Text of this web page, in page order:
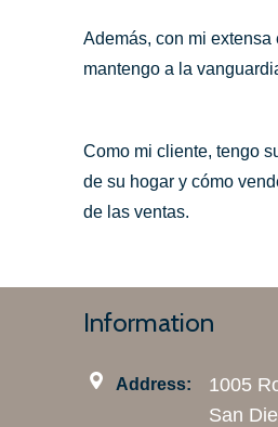
Además, con mi
mantengo a la
Como mi cliente, tengo
de su hogar y cómo
de las ventas.
Information
Address:
1005
San